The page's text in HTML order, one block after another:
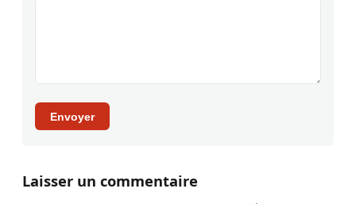
Envoyer
Laisser un commentaire